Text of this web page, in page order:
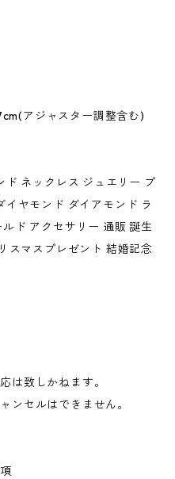
アジャスター調整含む)
ド ネックレス ジュエリー プ
ヤモンド ダイアモンド ラ
ド アクセサリー 通販 誕生
スマスプレゼント 結婚記念
は致しかねます。
ンセルはできません。